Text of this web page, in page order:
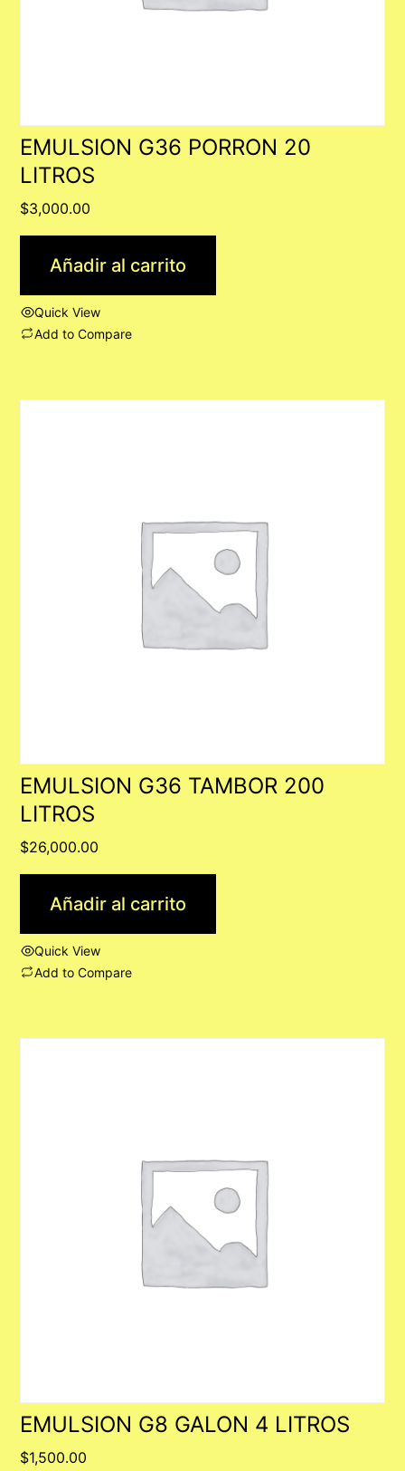
EMULSION G36 PORRON 20
LITROS
$3,000.00
Añadir al carrito
Quick View
Add to Compare
EMULSION G36 TAMBOR 200
LITROS
$26,000.00
Añadir al carrito
Quick View
Add to Compare
EMULSION G8 GALON 4 LITROS
$1,500.00